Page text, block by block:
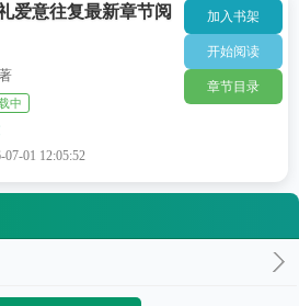
爱意往复最新章节阅
中
07-01 12:05:52
加入书架
开始阅读
章节目录